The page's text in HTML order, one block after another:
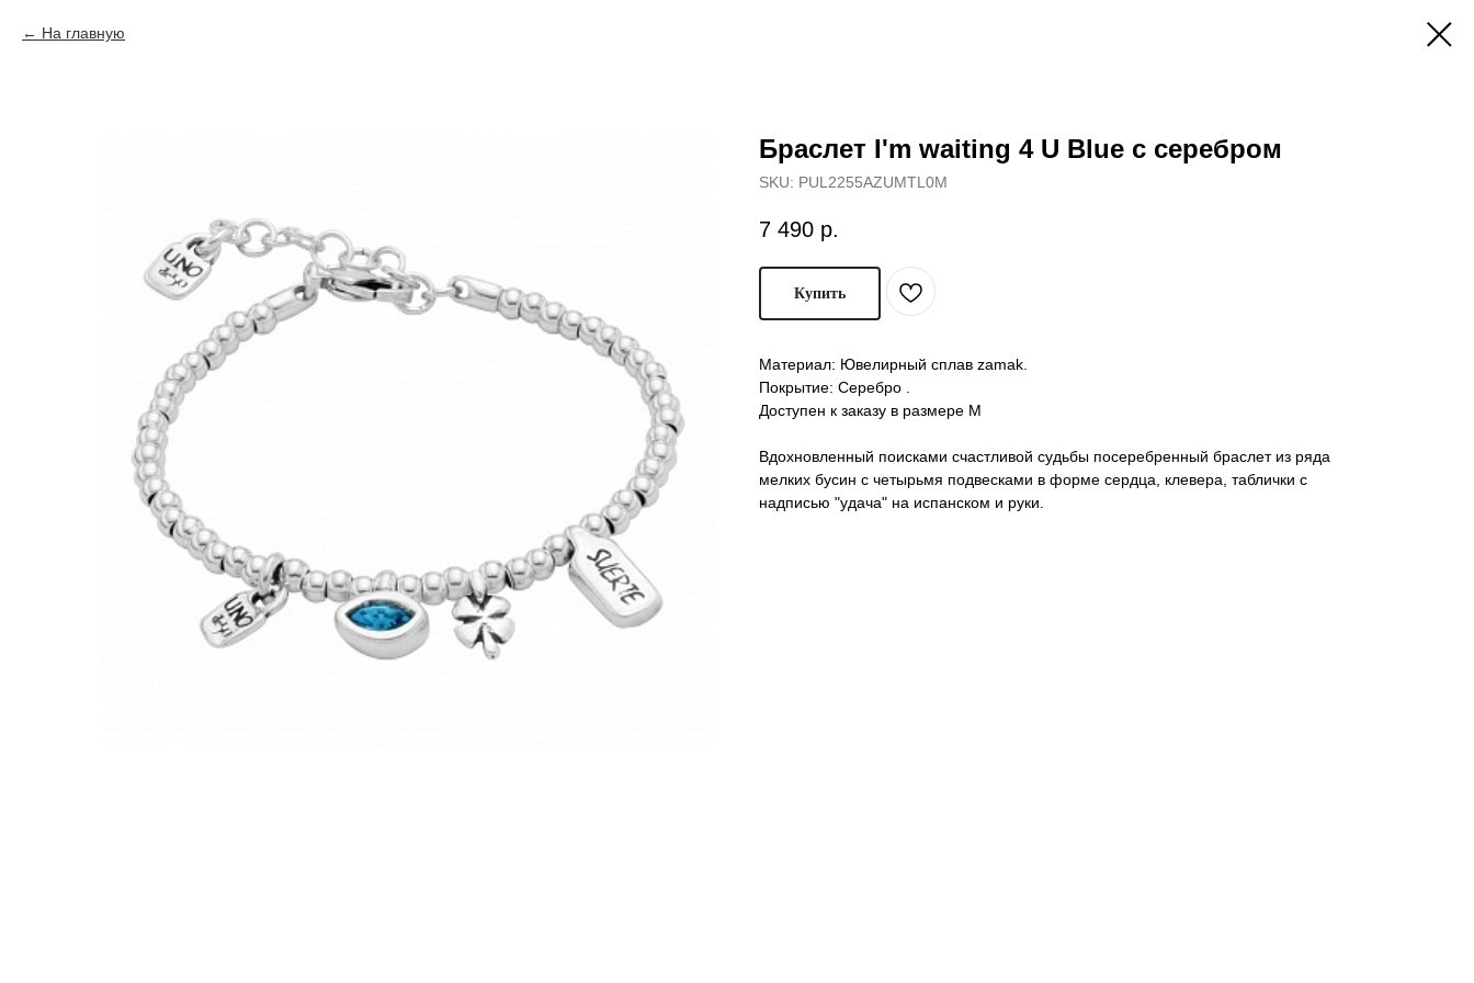
На главную
Браслет I'm waiting 4 U Blue с серебром
SKU: PUL2255AZUMTL0M
7 490 р.
Купить
Материал: Ювелирный сплав zamak.
Покрытие: Серебро .
Доступен к заказу в размере М
Вдохновленный поисками счастливой судьбы посеребренный браслет из ряда
мелких бусин с четырьмя подвесками в форме сердца, клевера, таблички с
надписью "удача" на испанском и руки.